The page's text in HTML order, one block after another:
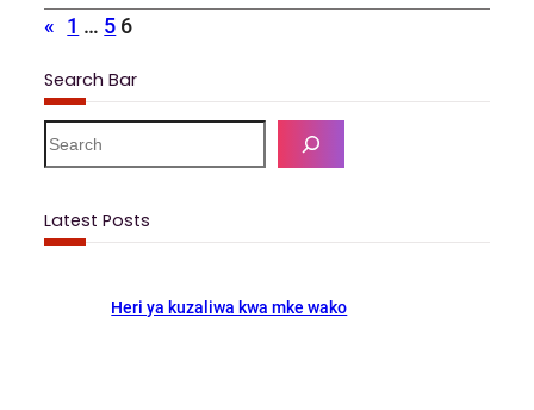
« 1 … 5 6
Search Bar
e
c
Latest Posts
Heri ya kuzaliwa kwa mke wako